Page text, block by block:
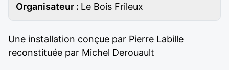
Organisateur : Le Bois Frileux
Une installation conçue par Pierre Labille
reconstituée par Michel Derouault